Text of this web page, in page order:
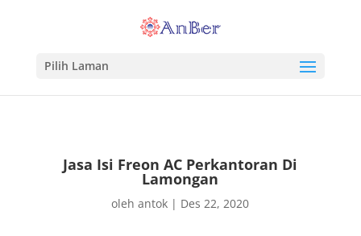
Pilih Laman
Jasa Isi Freon AC Perkantoran Di
Lamongan
olehantok | Des 22, 2020